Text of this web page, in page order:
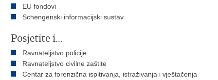
EU fondovi
Schengenski informacijski sustav
Posjetite i...
Ravnateljstvo policije
Ravnateljstvo civilne zaštite
Centar za forenzična ispitivanja, istraživanja i vještačenja